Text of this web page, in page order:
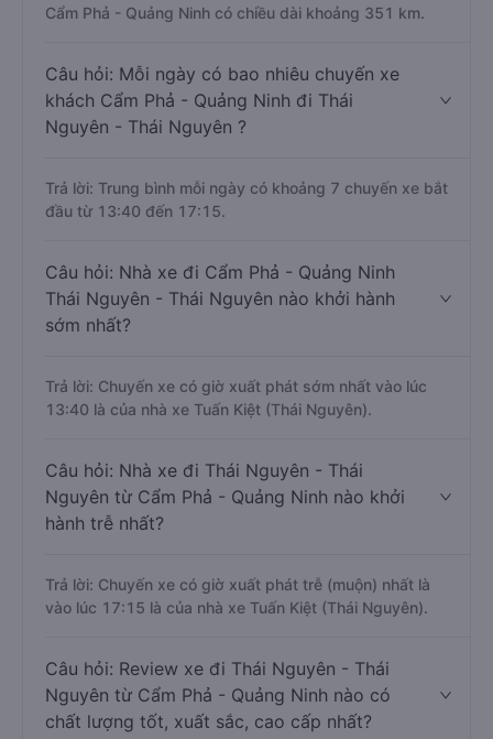
Cẩm Phả - Quảng Ninh có chiều dài khoảng 351 km.
Câu hỏi: Mỗi ngày có bao nhiêu chuyến xe
khách Cẩm Phả - Quảng Ninh đi Thái
Nguyên - Thái Nguyên ?
Trả lời: Trung bình mỗi ngày có khoảng 7 chuyến xe bắt
đầu từ 13:40 đến 17:15.
Câu hỏi: Nhà xe đi Cẩm Phả - Quảng Ninh
Thái Nguyên - Thái Nguyên nào khởi hành
sớm nhất?
Trả lời: Chuyến xe có giờ xuất phát sớm nhất vào lúc
13:40 là của nhà xe Tuấn Kiệt (Thái Nguyên).
Câu hỏi: Nhà xe đi Thái Nguyên - Thái
Nguyên từ Cẩm Phả - Quảng Ninh nào khởi
hành trễ nhất?
Trả lời: Chuyến xe có giờ xuất phát trễ (muộn) nhất là
vào lúc 17:15 là của nhà xe Tuấn Kiệt (Thái Nguyên).
Câu hỏi: Review xe đi Thái Nguyên - Thái
Nguyên từ Cẩm Phả - Quảng Ninh nào có
chất lượng tốt, xuất sắc, cao cấp nhất?